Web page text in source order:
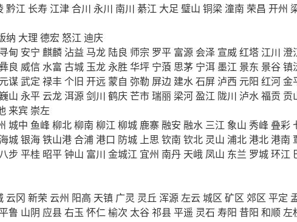
黔江 长寿 江津合川 永川 南川 綦江 大足 璧山 铜梁潼南 荣昌 开州
纳 大理 德宏 怒江 迪庆
寻甸 安宁 麒麟 沾益 马龙 陆良 师宗 罗平 富源 会泽 宣威红塔 江川 澄
良 威信水富 古城 玉龙 永胜 华坪 宁蒗 思茅 宁洱 墨江 景东 景谷镇
元谋武定 禄丰个旧 开远 蒙自 弥勒 屏边 建水石屏 泸西 元阳 红河金
山 永平 云龙 洱源剑川 鹤庆 芒市瑞丽 梁河盈江 陇川 泸水福贡 贡
来宾 崇左
城中 鱼峰 柳北柳南 柳江 柳城 鹿寨融安 融水 三江 象山 秀峰 叠彩
海城银海铁山港合浦港口 防城 上思 钦南 钦北 灵山 浦北港北港南
八步 平桂 昭平钟山 富川 金城江 宜州 南丹 天峨 凤山 东兰 罗城环江
云冈 新荣 云州 阳高 天镇 广灵 灵丘 浑源左云城区 矿区 郊区 平定
鲁 山阴 应县右玉 怀仁榆次 太谷祁县平遥 灵石 寿阳 昔阳 和顺左